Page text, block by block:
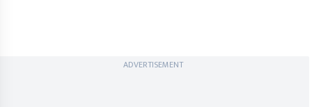
ADVERTISEMENT